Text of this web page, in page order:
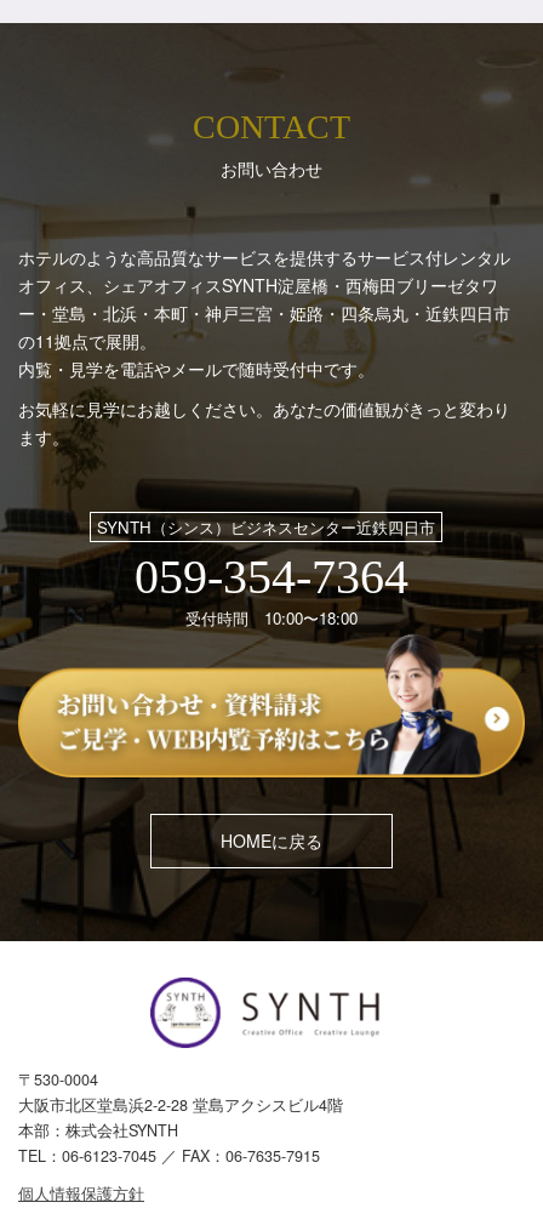
CONTACT
お問い合わせ
ホテルのような高品質なサービスを提供するサービス付レンタル
オフィス、シェアオフィスSYNTH淀屋橋・西梅田ブリーゼタワ
ー・堂島・北浜・本町・神戸三宮・姫路・四条烏丸・近鉄四日市
の11拠点で展開。
内覧・見学を電話やメールで随時受付中です。
お気軽に見学にお越しください。あなたの価値観がきっと変わり
ます。
SYNTH（シンス）ビジネスセンター近鉄四日市
059-354-7364
受付時間 10:00〜18:00
HOMEに戻る
〒530-0004
大阪市北区堂島浜2-2-28 堂島アクシスビル4階
本部：株式会社SYNTH
TEL： 06-6123-7045 ／ FAX：06-7635-7915
個人情報保護方針